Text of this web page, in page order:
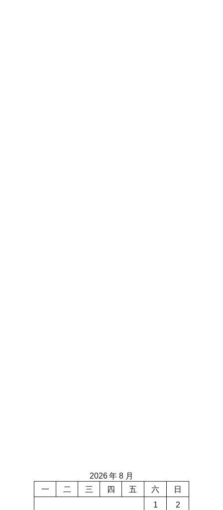
2026 年 8 月
一
二 三 四 五 六
日
1
2